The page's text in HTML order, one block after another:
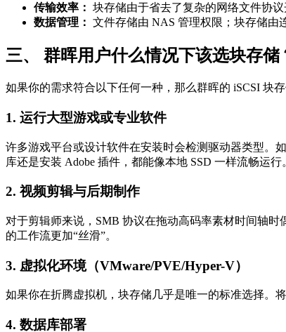
传输效率： 块存储由于省去了复杂的网络文件协
数据管理： 文件存储由 NAS 管理权限；块存储由
三、 群晖用户什么情况下该选块存储
如果你的需求符合以下任何一种，那么群晖的 iSCSI 块存
1. 运行大型游戏或专业软件
许多游戏平台或设计软件在安装时会检测驱动器类型。
库还是安装 Adobe 插件，都能像本地 SSD 一样流畅运行
2. 视频剪辑与后期制作
对于剪辑师来说，SMB 协议在拖动高码率素材时间轴
的工作流更加“丝滑”。
3. 虚拟化环境（VMware/PVE/Hyper-V）
如果你在折腾虚拟机，块存储几乎是唯一的标准选择。
4. 数据库部署